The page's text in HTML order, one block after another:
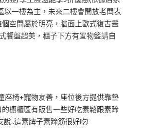
以一樓為主，未來二樓會開放老闆表
空間屬於明亮，牆面上歐式復古畫
餐盤超美，櫃子下方有置物籃請自
座椅+寵物友善，座位後方提供靠墊
櫥櫃區有販售一些好吃素鬆跟素蹄
說..這素牌子素蹄筋很好吃!